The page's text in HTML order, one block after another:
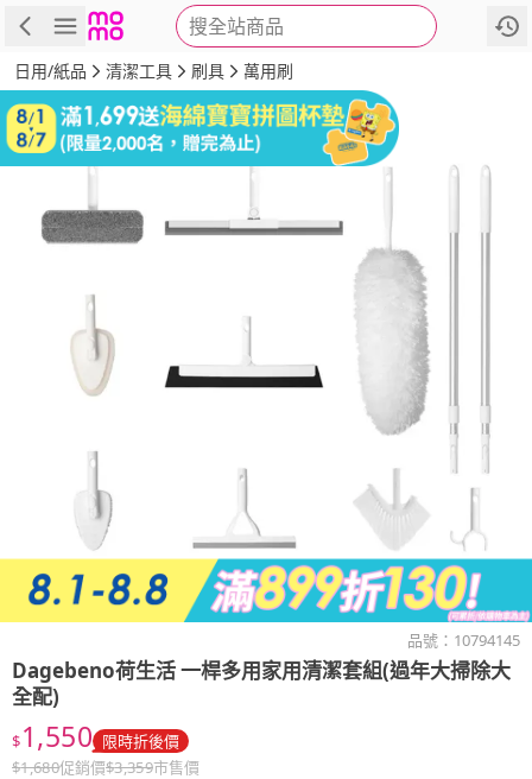
搜全站商品
商品 評價 詳情
日用/紙品 清潔工具 刷具 萬用刷
品號： 10794145
Dagebeno荷生活一桿多用家用清潔套組(過年大掃除大
全配)
$1,550 限時折後價
$1,680促銷價$3,359市售價